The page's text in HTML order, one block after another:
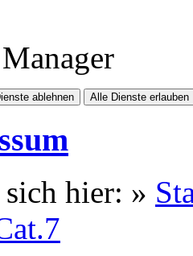
ablehnen Alle Dienste erlauben
hier: »